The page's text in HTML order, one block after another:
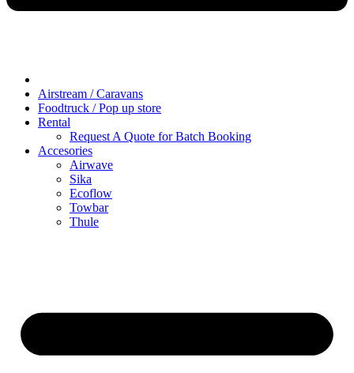
Airstream / Caravans
Foodtruck / Pop up store
Rental
Request A Quote for Batch Booking
Accesories
Airwave
Sika
Ecoflow
Towbar
Thule